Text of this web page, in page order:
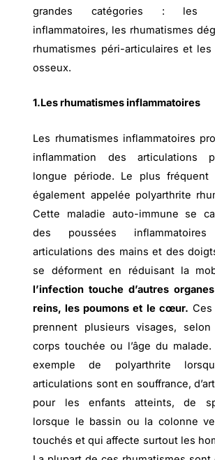
grandes catégories : les
inflammatoires, les rhumatismes
rhumatismes péri-articulaires et les
osseux.
1.Les rhumatismes inflammatoires
Les rhumatismes inflammatoires
inflammation des articulations
longue période. Le plus fréquent
également appelée polyarthrite
Cette maladie auto-immune se
des poussées
articulations des mains et des
se déforment en réduisant la
l’infection touche d’autres
reins, les poumons et le cœur. Ces
prennent plusieurs visages,
corps touchée ou l’âge du
exemple de polyarthrite
articulations sont en souffrance,
pour les enfants atteints, de
lorsque le bassin ou la colonne
touchés et qui affecte surtout les